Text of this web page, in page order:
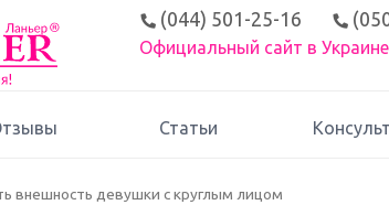
(044) 501-25-16
Официальный сайт в Украине
Статьи
внешность девушки с круглым лицом